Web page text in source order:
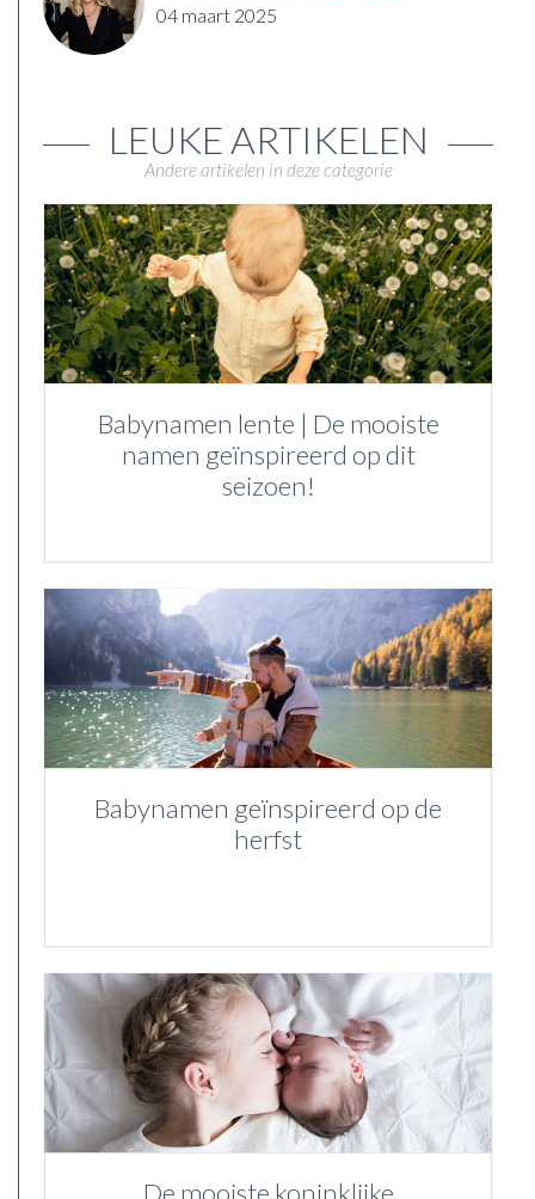
04 maart 2025
LEUKE ARTIKELEN
Andere artikelen in deze categorie
Babynamen lente | De mooiste
namen geïnspireerd op dit
seizoen!
Babynamen geïnspireerd op de
herfst
De mooiste koninklijke